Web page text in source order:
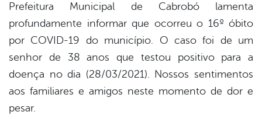
Prefeitura Municipal de Cabrobó lamenta
profundamente informar que ocorreu o 16º óbito
por COVID-19 do município. O caso foi de um
senhor de 38 anos que testou positivo para a
doença no dia (28/03/2021). Nossos sentimentos
aos familiares e amigos neste momento de dor e
pesar.